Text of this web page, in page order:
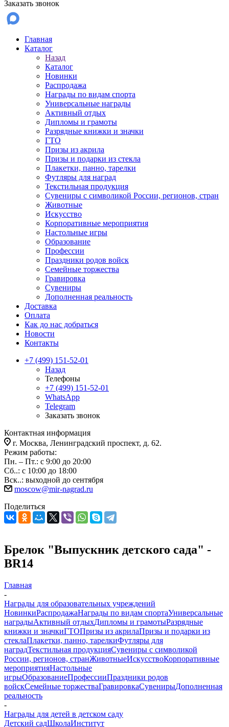
Заказать звонок
Главная
Каталог
Назад
Каталог
Новинки
Распродажа
Награды по видам спорта
Универсальные награды
Активный отдых
Дипломы и грамоты
Разрядные книжки и значки
ГТО
Призы из акрила
Призы и подарки из стекла
Плакетки, панно, тарелки
Футляры для наград
Текстильная продукция
Сувениры с символикой России, регионов, стран
Животные
Искусство
Корпоративные мероприятия
Настольные игры
Образование
Профессии
Праздники родов войск
Семейные торжества
Гравировка
Сувениры
Дополненная реальность
Доставка
Оплата
Как до нас добраться
Новости
Контакты
+7 (499) 151-52-01
Назад
Телефоны
+7 (499) 151-52-01
WhatsApp
Telegram
Заказать звонок
Контактная информация
г. Москва, Ленинградский проспект, д. 62.
Режим работы:
Пн. – Пт.: с 9:00 до 20:00
Сб..: с 10:00 до 18:00
Вск..: выходной до сентября
moscow@mir-nagrad.ru
Поделиться
Брелок "Выпускник детского сада" -
BR14
Главная
-
Награды для образовательных учреждений
НовинкиРаспродажаНаграды по видам спортаУниверсальные
наградыАктивный отдыхДипломы и грамотыРазрядные
книжки и значкиГТОПризы из акрилаПризы и подарки из
стеклаПлакетки, панно, тарелкиФутляры для
наградТекстильная продукцияСувениры с символикой
России, регионов, странЖивотныеИскусствоКорпоративные
мероприятияНастольные
игрыОбразованиеПрофессииПраздники родов
войскСемейные торжестваГравировкаСувенирыДополненная
реальность
-
Награды для детей в детском саду
Детский садШколаИнститут